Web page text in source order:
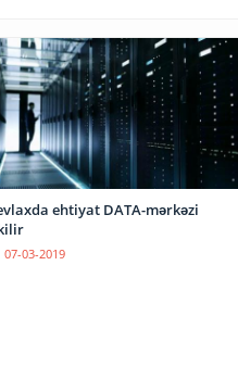
ehtiyat DATA-mərkəzi
07-03-2019